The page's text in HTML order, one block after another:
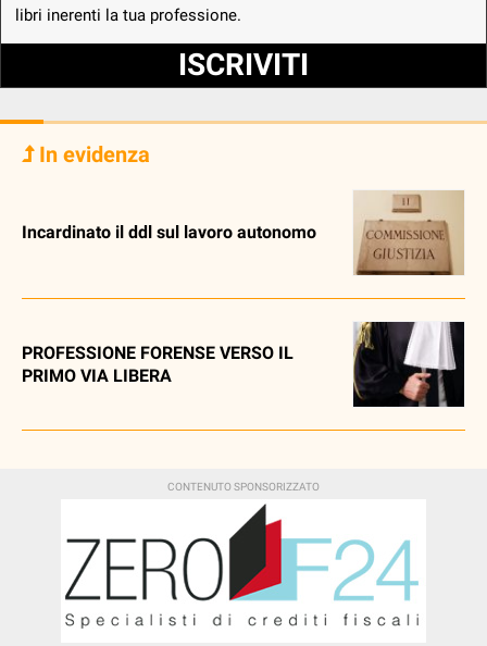
libri inerenti la tua professione.
ISCRIVITI
In evidenza
Incardinato il ddl sul lavoro autonomo
PROFESSIONE FORENSE VERSO IL
PRIMO VIA LIBERA